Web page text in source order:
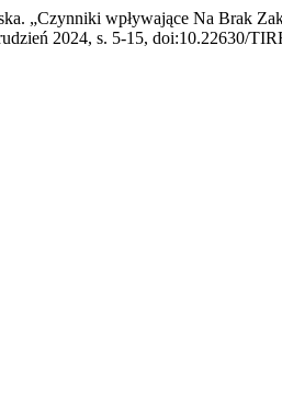
„Czynniki wpływające Na Brak
2024, s. 5-15, doi:10.22630/